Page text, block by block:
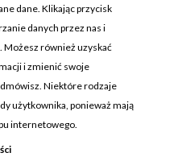
dane. Klikając przycisk
danych przez nas i
Możesz również uzyskać
i zmienić swoje
Niektóre rodzaje
użytkownika, ponieważ mają
internetowego.